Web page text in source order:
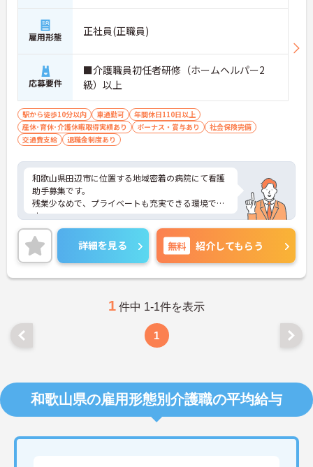
雇用形態 正社員(正職員)
応募要件
■介護職員初任者研修（ホームヘルパー2
級）以上
駅から徒歩10分以内 車通勤可
年間休日110日以上
産休･育休･介護休暇取得実績あり
ボーナス・賞与あり
社会保険完備
交通費支給
退職金制度あり
和歌山県田辺市に位置する地域密着の病院にて看護
助手募集です。
残業少なめで、プライベートも充実できる環境で
す。
ご興味ある方には、面接のポイントなど、さらに詳
細をお話致しますのでお気軽にご相談ください。
詳細を見る 無料 紹介してもらう
1 件中 1-1件を表示
1
和歌山県の雇用形態別介護職の平均給与